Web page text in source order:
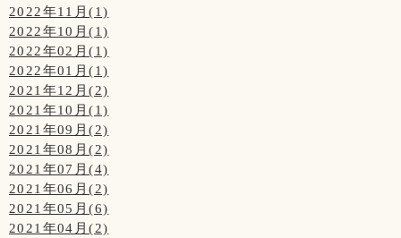
2022年11月(1)
2022年10月(1)
2022年02月(1)
2022年01月(1)
2021年12月(2)
2021年10月(1)
2021年09月(2)
2021年08月(2)
2021年07月(4)
2021年06月(2)
2021年05月(6)
2021年04月(2)